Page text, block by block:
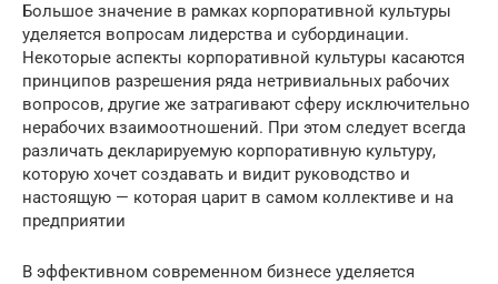
Большое значение в рамках корпоративной культуры
уделяется вопросам лидерства и субординации.
Некоторые аспекты корпоративной культуры касаются
принципов разрешения ряда нетривиальных рабочих
вопросов, другие же затрагивают сферу исключительно
нерабочих взаимоотношений. При этом следует всегда
различать декларируемую корпоративную культуру,
которую хочет создавать и видит руководство и
настоящую — которая царит в самом коллективе и на
предприятии
В эффективном современном бизнесе уделяется